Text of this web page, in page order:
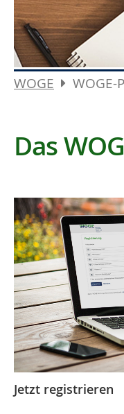
WOGE WOGE-
Das
Jetzt registrieren